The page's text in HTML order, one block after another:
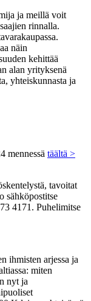
ja meillä voit
rinnalla.
näin
kehittää
alan yrityksenä
yhteiskunnasta ja
mennessä täältä >
tavoitat
sähköpostitse
4171. Puhelimitse
ihmisten arjessa ja
miten
nyt ja